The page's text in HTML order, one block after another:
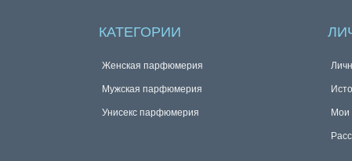
КАТЕГОРИИ
Женская парфюмерия
Мужская парфюмерия
Унисекс парфюмерия Мои